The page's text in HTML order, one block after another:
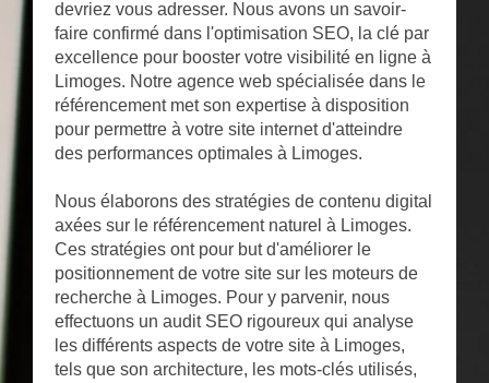
devriez vous adresser. Nous avons un savoir-
faire confirmé dans l'optimisation SEO, la clé par
excellence pour booster votre visibilité en ligne à
Limoges. Notre agence web spécialisée dans le
référencement met son expertise à disposition
pour permettre à votre site internet d'atteindre
des performances optimales à Limoges.
Nous élaborons des stratégies de contenu digital
axées sur le référencement naturel à Limoges.
Ces stratégies ont pour but d'améliorer le
positionnement de votre site sur les moteurs de
recherche à Limoges. Pour y parvenir, nous
effectuons un audit SEO rigoureux qui analyse
les différents aspects de votre site à Limoges,
tels que son architecture, les mots-clés utilisés,